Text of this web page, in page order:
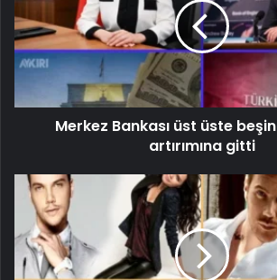
Merkez Bankası üst üste
artırımına gitti